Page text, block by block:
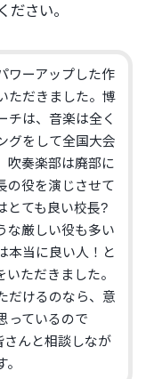
さい。
ワーアップした作
ただきました。博
チは、音楽は全く
グをして全国大会
吹奏楽部は廃部に
の役を演じさせて
とても良い校長?
な厳しい役も多い
本当に良い人 ！ と
いただきました。
だけるのなら、 意
っているので
さんと相談しなが